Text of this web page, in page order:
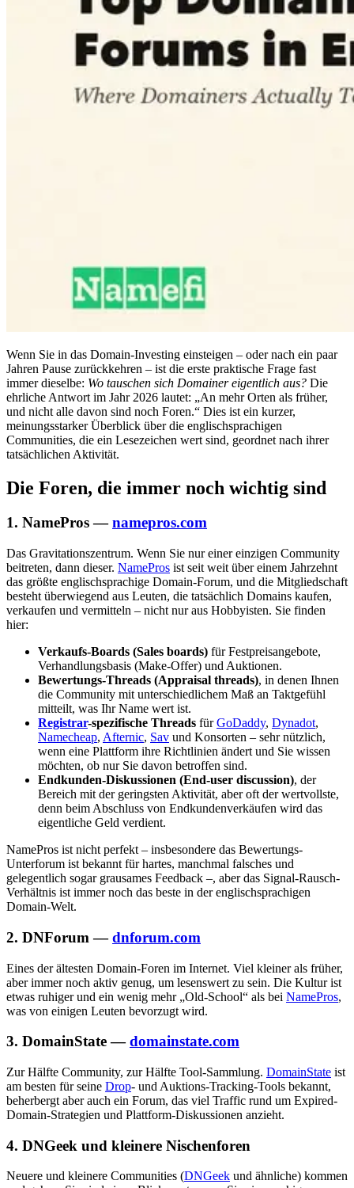
Wenn Sie in das Domain-Investing einsteigen – oder nach ein paar
Jahren Pause zurückkehren – ist die erste praktische Frage fast
immer dieselbe: Wo tauschen sich Domainer eigentlich aus? Die
ehrliche Antwort im Jahr 2026 lautet: „An mehr Orten als früher,
und nicht alle davon sind noch Foren.“ Dies ist ein kurzer,
meinungsstarker Überblick über die englischsprachigen
Communities, die ein Lesezeichen wert sind, geordnet nach ihrer
tatsächlichen Aktivität.
Die Foren, die immer noch wichtig sind
1. NamePros —namepros.com
Das Gravitationszentrum. Wenn Sie nur einer einzigen Community
beitreten, dann dieser. NamePros ist seit weit über einem Jahrzehnt
das größte englischsprachige Domain-Forum, und die Mitgliedschaft
besteht überwiegend aus Leuten, die tatsächlich Domains kaufen,
verkaufen und vermitteln – nicht nur aus Hobbyisten. Sie finden
hier:
Verkaufs-Boards (Sales boards) für Festpreisangebote,
Verhandlungsbasis (Make-Offer) und Auktionen.
Bewertungs-Threads (Appraisal threads), in denen Ihnen
die Community mit unterschiedlichem Maß an Taktgefühl
mitteilt, was Ihr Name wert ist.
Registrar-spezifische Threads fürGoDaddy, Dynadot,
Namecheap, Afternic, Sav und Konsorten – sehr nützlich,
wenn eine Plattform ihre Richtlinien ändert und Sie wissen
möchten, ob nur Sie davon betroffen sind.
Endkunden-Diskussionen (End-user discussion), der
Bereich mit der geringsten Aktivität, aber oft der wertvollste,
denn beim Abschluss von Endkundenverkäufen wird das
eigentliche Geld verdient.
NamePros ist nicht perfekt – insbesondere das Bewertungs-
Unterforum ist bekannt für hartes, manchmal falsches und
gelegentlich sogar grausames Feedback –, aber das Signal-Rausch-
Verhältnis ist immer noch das beste in der englischsprachigen
Domain-Welt.
2. DNForum —dnforum.com
Eines der ältesten Domain-Foren im Internet. Viel kleiner als früher,
aber immer noch aktiv genug, um lesenswert zu sein. Die Kultur ist
etwas ruhiger und ein wenig mehr „Old-School“ als bei NamePros,
was von einigen Leuten bevorzugt wird.
3. DomainState —domainstate.com
Zur Hälfte Community, zur Hälfte Tool-Sammlung. DomainState ist
am besten für seine Drop- und Auktions-Tracking-Tools bekannt,
beherbergt aber auch ein Forum, das viel Traffic rund um Expired-
Domain-Strategien und Plattform-Diskussionen anzieht.
4. DNGeek und kleinere Nischenforen
Neuere und kleinere Communities (DNGeek und ähnliche) kommen